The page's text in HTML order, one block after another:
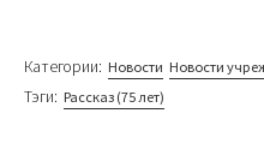
Категории: Новости Новости
Тэги: Рассказ (75 лет)